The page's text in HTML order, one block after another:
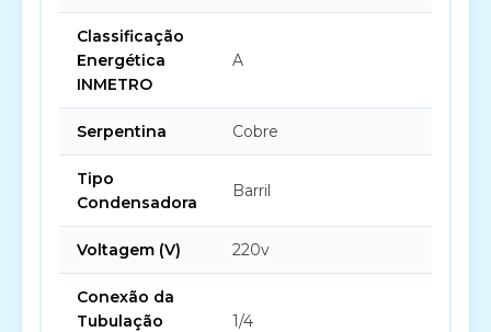
Classificação
Energética
INMETRO
A
Serpentina Cobre
Tipo
Condensadora
Barril
Voltagem (V) 220v
Conexão da
Tubulação
1/4